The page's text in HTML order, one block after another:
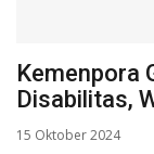
Kemenpora
Disabilitas,
15 Oktober 2024